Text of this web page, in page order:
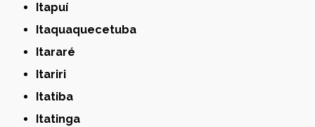
Itapuí
Itaquaquecetuba
Itararé
Itariri
Itatiba
Itatinga